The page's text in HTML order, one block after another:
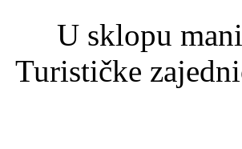
U sklopu
Turističke